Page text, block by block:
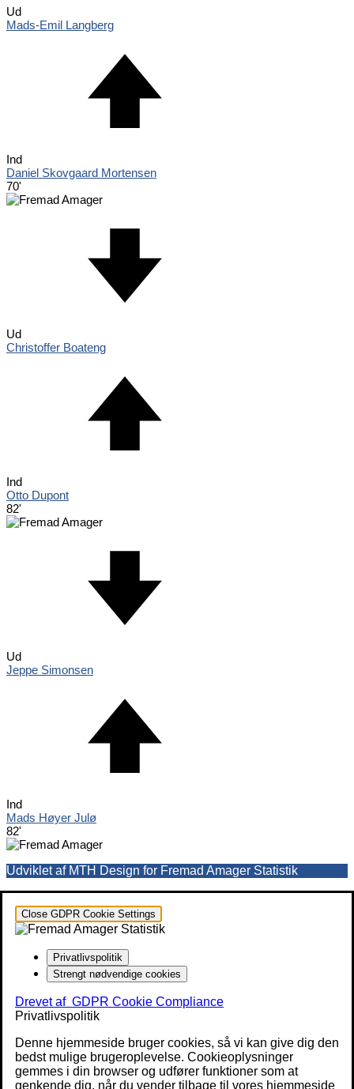
Ud
Mads-Emil Langberg
Ind
Daniel Skovgaard Mortensen
70'
Ud
Christoffer Boateng
Ind
Otto Dupont
82'
Ud
Jeppe Simonsen
Ind
Mads Høyer Julø
82'
Udviklet af MTH Design for Fremad Amager Statistik
Close GDPR Cookie Settings
Privatlivspolitik
Strengt nødvendige cookies
Drevet af GDPR Cookie Compliance
Privatlivspolitik
Denne hjemmeside bruger cookies, så vi kan give dig den
bedst mulige brugeroplevelse. Cookieoplysninger
gemmes i din browser og udfører funktioner som at
genkende dig, når du vender tilbage til vores hjemmeside